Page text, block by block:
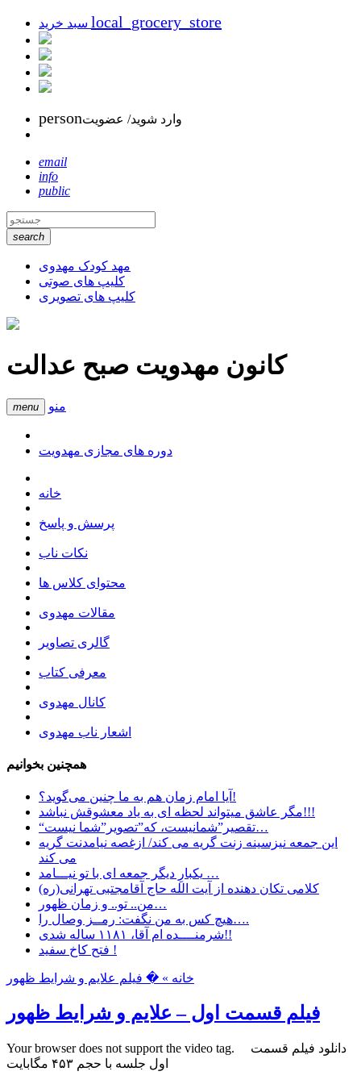
local_grocery_store
personوارد شوید/ عضویت
email
info
public
search
مهد کودک مهدوی
کلیپ های صوتی
کلیپ های تصویری
کانون مهدویت صبح عدالت
menu منو
دوره های مجازی مهدویت
خانه
پرسش و پاسخ
نکات ناب
محتوای کلاس ها
مقالات مهدوی
گالری تصاویر
معرفی کتاب
کانال مهدوی
اشعار ناب مهدوی
همچنین بخوانیم
آیا امام زمان هم به ما چنین می‌گوید؟!
مگر عاشق میتواند لحظه ای به یاد معشوقش نباشد!!!
“تقصیر”شمانیست، که”تصویر”شما نیست…
این جمعه نیزسینه زنت گریه می کند/ ازغصه نیامدنت گریه
می کند
یکبارِ دیگر جمعه ای با تو نیـــامد …
کلامی تکان دهنده از آیت الله حاج آقامجتبی تهرانی(ره)
من.. تو.. و زمان ظهور…
هیچ کس به من نگفت: رمــز وصال را….
شرمنــــده ام آقا، ۱۱۸۱ ساله شدی!!
فتح کاخ سفید !
خانه » � فیلم علایم و شرایط ظهور
فیلم قسمت اول – علایم و شرایط ظهور
Your browser does not support the video tag. دانلود فیلم قسمت
اول جلسه با حجم ۴۵۳ مگابایت